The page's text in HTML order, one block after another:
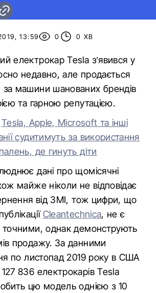
13:59 0 0 ХВ
електрокар Tesla з’явився у
недавно, але продається
машини шанованих брендів
та гарною репутацією.
Tesla, Apple, Microsoft та інші
судитимуть за використання
де гинуть діти
дані про щомісячні
майже ніколи не відповідає
від ЗМІ, тож цифри, що
Cleantechnica, не є
точними, однак демонструють
продажу. За данними
по листопад 2019 року в США
836 електрокарів Tesla
цю модель однією з 10